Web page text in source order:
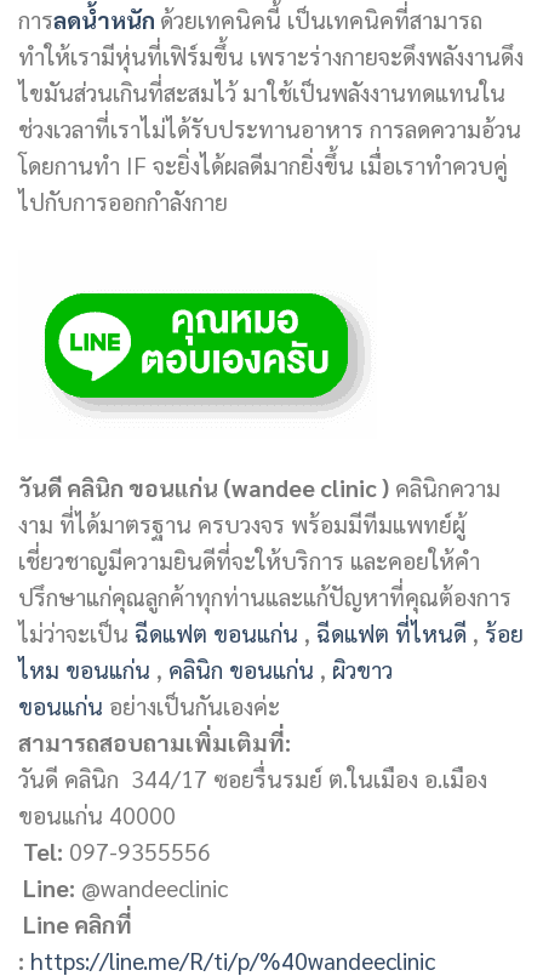
การลดน้ำหนัก ด้วยเทคนิคนี้ เป็นเทคนิคที่สามารถ
ทำให้เรามีหุ่นที่เฟิร์มขึ้น เพราะร่างกายจะดึงพลังงานดึง
ไขมันส่วนเกินที่สะสมไว้ มาใช้เป็นพลังงานทดแทนใน
ช่วงเวลาที่เราไม่ได้รับประทานอาหาร การลดความอ้วน
โดยกานทำ IF จะยิ่งได้ผลดีมากยิ่งขึ้น เมื่อเราทำควบคู่
ไปกับการออกกำลังกาย
วันดี คลินิก ขอนแก่น (wandee clinic ) คลินิกความ
งาม ที่ได้มาตรฐาน ครบวงจร พร้อมมีทีมแพทย์ผู้
เชี่ยวชาญมีความยินดีที่จะให้บริการ และคอยให้คำ
ปรึกษาแก่คุณลูกค้าทุกท่านและแก้ปัญหาที่คุณต้องการ
ไม่ว่าจะเป็น ฉีดแฟต ขอนแก่น , ฉีดแฟต ที่ไหนดี , ร้อย
ไหม ขอนแก่น , คลินิก ขอนแก่น , ผิวขาว
ขอนแก่น อย่างเป็นกันเองค่ะ
สามารถสอบถามเพิ่มเติมที่:
วันดี คลินิก 344/17 ซอยรื่นรมย์ ต.ในเมือง อ.เมือง
ขอนแก่น 40000
Tel: 097-9355556
Line: @wandeeclinic
Line คลิกที่
: https://line.me/R/ti/p/%40wandeeclinic